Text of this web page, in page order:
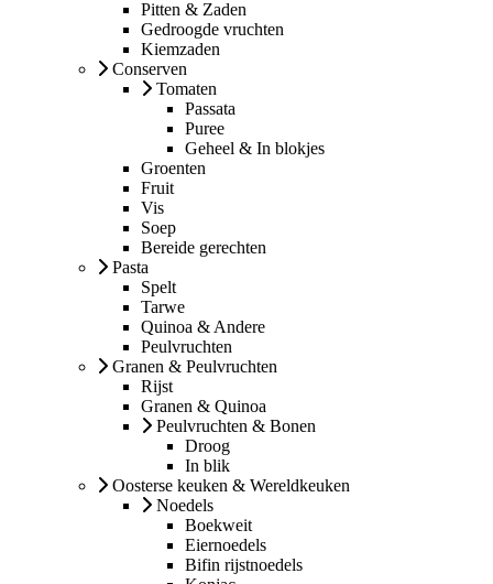
Pitten & Zaden
Gedroogde vruchten
Kiemzaden
Conserven
Tomaten
Passata
Puree
Geheel & In blokjes
Groenten
Fruit
Vis
Soep
Bereide gerechten
Pasta
Spelt
Tarwe
Quinoa & Andere
Peulvruchten
Granen & Peulvruchten
Rijst
Granen & Quinoa
Peulvruchten & Bonen
Droog
In blik
Oosterse keuken & Wereldkeuken
Noedels
Boekweit
Eiernoedels
Bifin rijstnoedels